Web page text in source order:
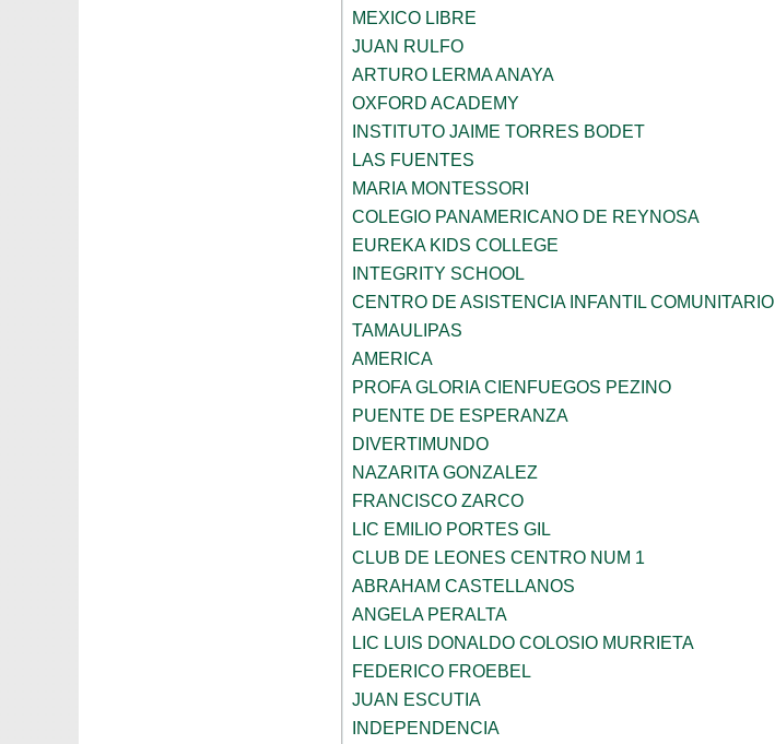
MEXICO LIBRE
JUAN RULFO
ARTURO LERMA ANAYA
OXFORD ACADEMY
INSTITUTO JAIME TORRES BODET
LAS FUENTES
MARIA MONTESSORI
COLEGIO PANAMERICANO DE REYNOSA
EUREKA KIDS COLLEGE
INTEGRITY SCHOOL
CENTRO DE ASISTENCIA INFANTIL COMUNITARIO
TAMAULIPAS
AMERICA
PROFA GLORIA CIENFUEGOS PEZINO
PUENTE DE ESPERANZA
DIVERTIMUNDO
NAZARITA GONZALEZ
FRANCISCO ZARCO
LIC EMILIO PORTES GIL
CLUB DE LEONES CENTRO NUM 1
ABRAHAM CASTELLANOS
ANGELA PERALTA
LIC LUIS DONALDO COLOSIO MURRIETA
FEDERICO FROEBEL
JUAN ESCUTIA
INDEPENDENCIA